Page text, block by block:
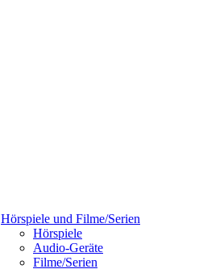
Hörspiele und Filme/Serien
Hörspiele
Audio-Geräte
Filme/Serien